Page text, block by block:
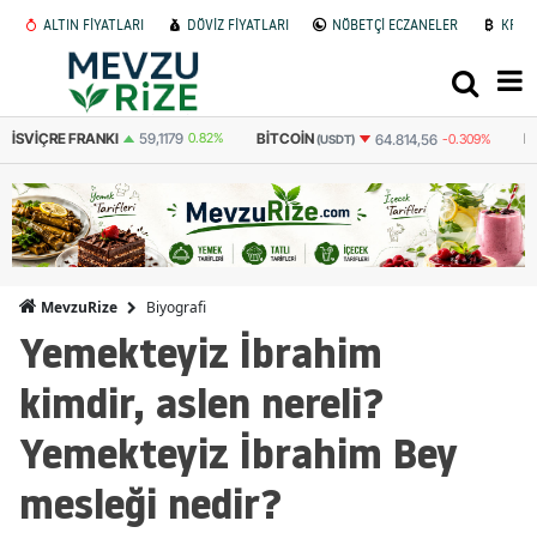
ALTIN FİYATLARI DÖVİZ FİYATLARI NÖBETÇİ ECZANELER
BITCOIN(USDT) 64.814,56 -0.309% BITCOIN(TL) 3.086.693 -0.282%
MevzuRize Biyografi
Yemekteyiz İbrahim
kimdir, aslen nereli?
Yemekteyiz İbrahim Bey
mesleği nedir?